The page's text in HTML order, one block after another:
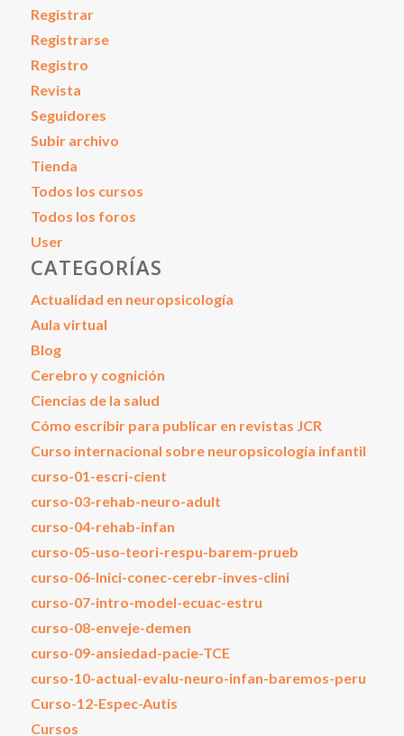
Registrar
Registrarse
Registro
Revista
Seguidores
Subir archivo
Tienda
Todos los cursos
Todos los foros
User
CATEGORÍAS
Actualidad en neuropsicología
Aula virtual
Blog
Cerebro y cognición
Ciencias de la salud
Cómo escribir para publicar en revistas JCR
Curso internacional sobre neuropsicología infantil
curso-01-escri-cient
curso-03-rehab-neuro-adult
curso-04-rehab-infan
curso-05-uso-teori-respu-barem-prueb
curso-06-Inici-conec-cerebr-inves-clini
curso-07-intro-model-ecuac-estru
curso-08-enveje-demen
curso-09-ansiedad-pacie-TCE
curso-10-actual-evalu-neuro-infan-baremos-peru
Curso-12-Espec-Autis
Cursos